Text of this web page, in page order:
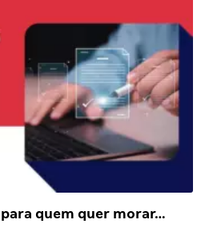
quem quer morar…